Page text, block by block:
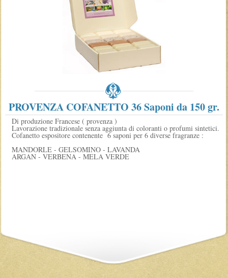
PROVENZA COFANETTO 36 Saponi da 150 gr.
Di produzione Francese ( provenza )
Lavorazione tradizionale senza aggiunta di coloranti o profumi sintetici.
Cofanetto espositore contenente 6 saponi per 6 diverse fragranze :
MANDORLE - GELSOMINO - LAVANDA
ARGAN - VERBENA - MELA VERDE